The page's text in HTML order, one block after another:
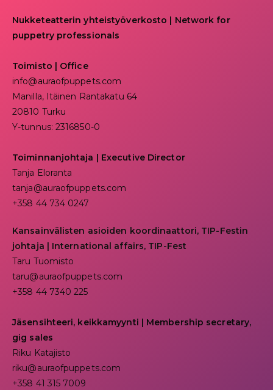
Nukketeatterin yhteistyöverkosto | Network for
puppetry professionals
Toimisto | Office
info@auraofpuppets.com
Manilla, Itäinen Rantakatu 64
20810 Turku
Y-tunnus: 2316850-0
Toiminnanjohtaja | Executive Director
Tanja Eloranta
tanja@auraofpuppets.com
+358 44 734 0247
Kansainvälisten asioiden koordinaattori, TIP-Festin
johtaja | International affairs, TIP-Fest
Taru Tuomisto
taru@auraofpuppets.com
+358 44 7340 225
Jäsensihteeri, keikkamyynti | Membership secretary,
gig sales
Riku Katajisto
riku@auraofpuppets.com
+358 41 315 7009